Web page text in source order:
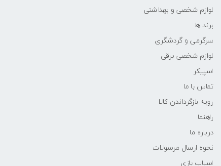
لوازم شخصی و بهداشتی
برند ها
سرگرمی و گردشگری
لوازم شخصی برقی
اسپیکر
تماس با ما
رویه بازگرداندن کالا
راهنما
درباره ما
نحوه ارسال مرسولات
اسباب بازی